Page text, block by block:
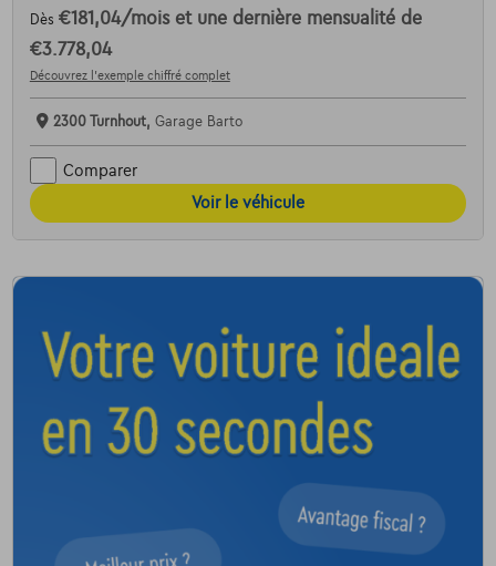
Dès €181,04/mois et une dernière mensualité de
€3.778,04
Découvrez l’exemple chiffré complet
2300 Turnhout, Garage Barto
Comparer
Voir le véhicule